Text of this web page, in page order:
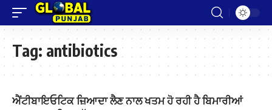
Tag: antibiotics
ਐਂਟੀਬਾਇਓਟਿਕ ਜ਼ਿਆਦਾ ਲੈਣ ਨਾਲ ਖਤਮ ਹੋ ਰਹੀ ਹੈ ਬਿਮਾਰੀਆਂ